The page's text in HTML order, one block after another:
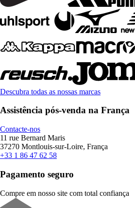
Descubra todas as nossas marcas
Assistência pós-venda na França
Contacte-nos
11 rue Bernard Maris
37270 Montlouis-sur-Loire, França
+33 1 86 47 62 58
Pagamento seguro
Compre em nosso site com total confiança